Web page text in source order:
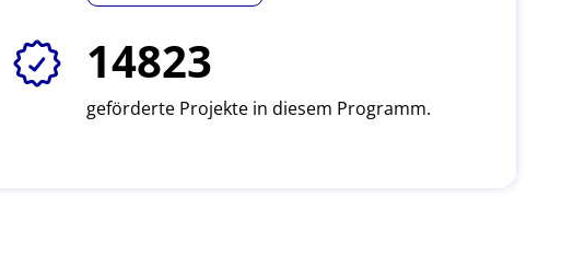
14823
geförderte Projekte in diesem Programm.